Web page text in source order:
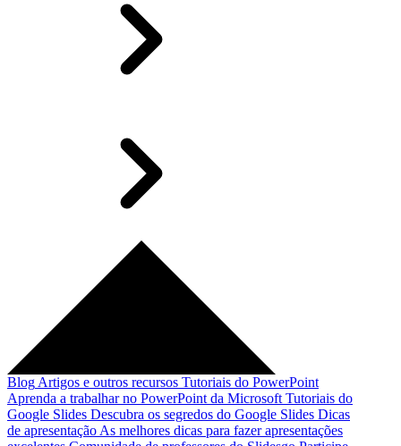
Blog Artigos e outros recursos Tutoriais do PowerPoint
Aprenda a trabalhar no PowerPoint da Microsoft Tutoriais do
Google Slides Descubra os segredos do Google Slides Dicas
de apresentação As melhores dicas para fazer apresentações